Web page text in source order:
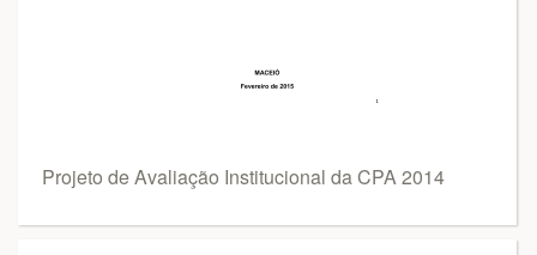
Projeto de Avaliação Institucional da CPA 2014